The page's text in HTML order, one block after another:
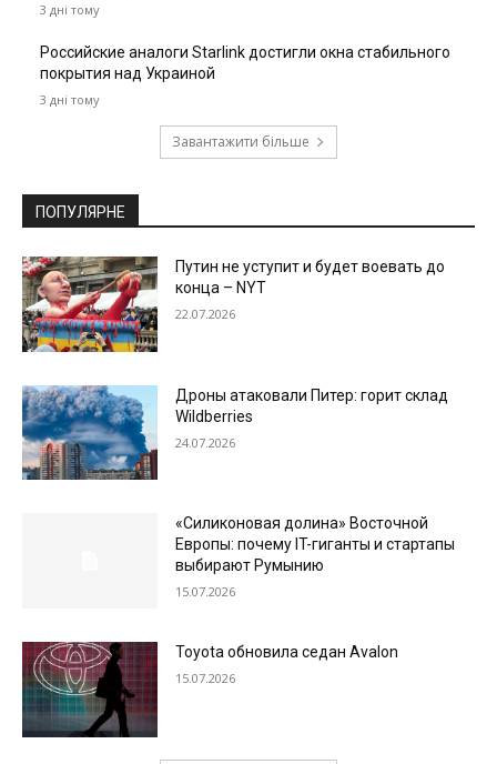
3 дні тому
Российские аналоги Starlink достигли окна стабильного
покрытия над Украиной
3 дні тому
Завантажити більше
ПОПУЛЯРНЕ
Путин не уступит и будет воевать до
конца – NYT
22.07.2026
Дроны атаковали Питер: горит склад
Wildberries
24.07.2026
«Силиконовая долина» Восточной
Европы: почему IT-гиганты и стартапы
выбирают Румынию
15.07.2026
Toyota обновила седан Avalon
15.07.2026